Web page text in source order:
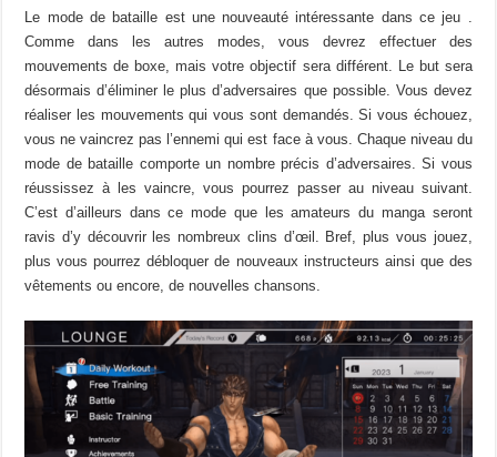
Le mode de bataille est une nouveauté intéressante dans ce jeu .
Comme dans les autres modes, vous devrez effectuer des
mouvements de boxe, mais votre objectif sera différent. Le but sera
désormais d’éliminer le plus d’adversaires que possible. Vous devez
réaliser les mouvements qui vous sont demandés. Si vous échouez,
vous ne vaincrez pas l’ennemi qui est face à vous. Chaque niveau du
mode de bataille comporte un nombre précis d’adversaires. Si vous
réussissez à les vaincre, vous pourrez passer au niveau suivant.
C’est d’ailleurs dans ce mode que les amateurs du manga seront
ravis d’y découvrir les nombreux clins d’œil. Bref, plus vous jouez,
plus vous pourrez débloquer de nouveaux instructeurs ainsi que des
vêtements ou encore, de nouvelles chansons.